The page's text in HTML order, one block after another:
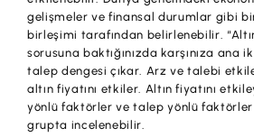
Nakit Yönetimi
Sigorta ve Emeklilik
Sektörel Paketler
İş Birliklerimiz
gelişmeler ve finansal durumlar gibi
birleşimi tarafından belirlenebilir.
sorusuna baktığınızda karşınıza ana
talep dengesi çıkar. Arz ve talebi
altın fiyatını etkiler. Altın fiyatını
yönlü faktörler ve talep yönlü
grupta incelenebilir.